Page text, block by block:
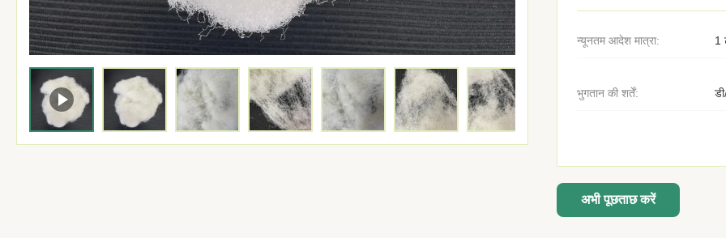
न्यूनतम आदेश मात्रा: 1
भुगतान की शर्तें:
अभी पूछताछ करें